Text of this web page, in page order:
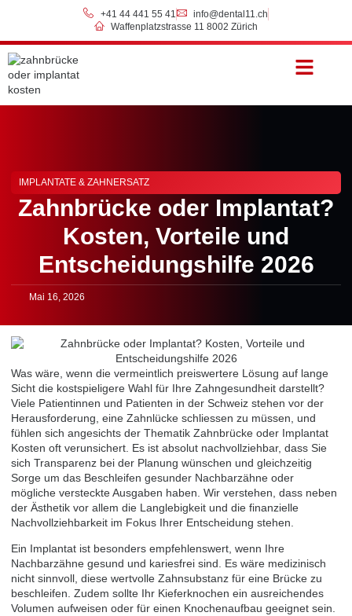
+41 44 441 55 41
info@dental11.ch
Waffenplatzstrasse 11 8002 Zürich
IMPLANTATE & ZAHNERSATZ
Zahnbrücke oder Implantat?
Kosten, Vorteile und
Entscheidungshilfe 2026
Mai 16, 2026
Was wäre, wenn die vermeintlich preiswertere Lösung auf lange
Sicht die kostspieligere Wahl für Ihre Zahngesundheit darstellt?
Viele Patientinnen und Patienten in der Schweiz stehen vor der
Herausforderung, eine Zahnlücke schliessen zu müssen, und
fühlen sich angesichts der Thematik Zahnbrücke oder Implantat
Kosten oft verunsichert. Es ist absolut nachvollziehbar, dass Sie
sich Transparenz bei der Planung wünschen und gleichzeitig
Sorge um das Beschleifen gesunder Nachbarzähne oder
mögliche versteckte Ausgaben haben. Wir verstehen, dass neben
der Ästhetik vor allem die Langlebigkeit und die finanzielle
Nachvollziehbarkeit im Fokus Ihrer Entscheidung stehen.
Ein Implantat ist besonders empfehlenswert, wenn Ihre
Nachbarzähne gesund und kariesfrei sind. Es wäre medizinisch
nicht sinnvoll, diese wertvolle Zahnsubstanz für eine Brücke zu
beschleifen. Zudem sollte Ihr Kieferknochen ein ausreichendes
Volumen aufweisen oder für einen Knochenaufbau geeignet sein.